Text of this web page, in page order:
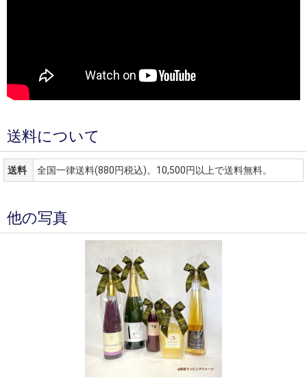
送料について
送料 全国一律送料(880円税込)。10,500円以上で送料無料。
他の写真